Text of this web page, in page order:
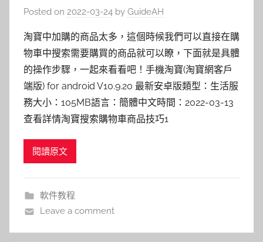
Posted on 2022-03-24 by GuideAH
淘寶中加購的商品太多，這個時候我們可以直接在購
物車中搜索需要購買的商品就可以瞭，下面就是具體
的操作步驟，一起來看看吧！手機淘寶(淘寶網客戶
端版) for android V10.9.20 最新安卓版類型：生活服
務大小：105MB語言：簡體中文時間：2022-03-13
查看詳情淘寶搜索購物車商品技巧1
閱讀原文
軟件教程
Leave a comment